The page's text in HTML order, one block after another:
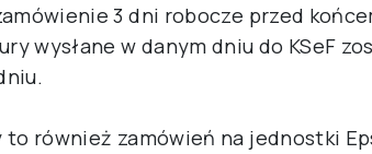
3 dni robocze przed
wysłane w danym dniu do KSeF
również zamówień na jednostki